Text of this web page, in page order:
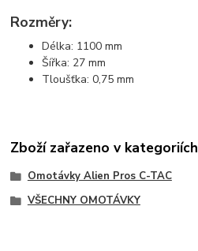
Rozměry:
Délka: 1100 mm
Šířka: 27 mm
Tloušťka: 0,75 mm
Zboží zařazeno v kategoriích
Omotávky Alien Pros C-TAC
VŠECHNY OMOTÁVKY